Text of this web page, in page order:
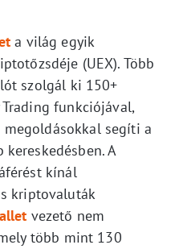
a világ egyik
(UEX). Több
szolgál ki 150+
funkciójával,
segíti a
A
kínál
kriptovaluták
vezető nem
több mint 130